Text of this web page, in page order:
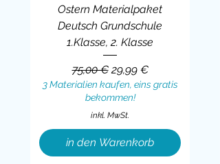
Ostern Materialpaket
Deutsch Grundschule
1.Klasse, 2. Klasse
Standardpreis
75,00 € Sale-Preis
29,99 €
3 Materialien kaufen, eins gratis
bekommen!
inkl. MwSt.
in den Warenkorb